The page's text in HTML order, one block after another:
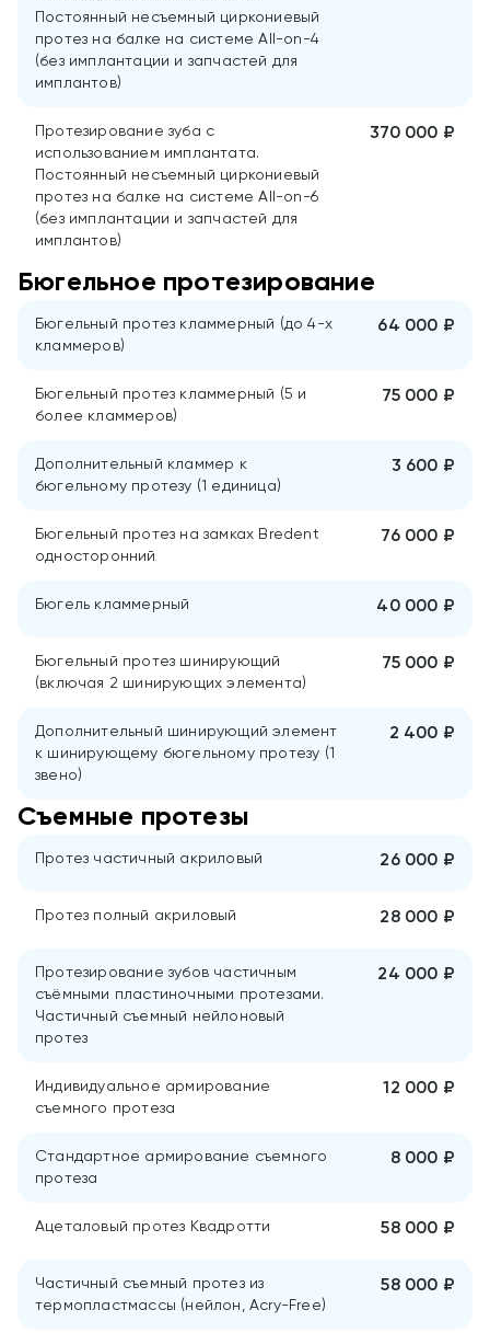
Постоянный несъемный циркониевый
протез на балке на системе All-on-4
(без имплантации и запчастей для
имплантов)
Протезирование зуба с
использованием имплантата.
Постоянный несъемный циркониевый
протез на балке на системе All-on-6
(без имплантации и запчастей для
имплантов)
370 000 ₽
Бюгельное протезирование
Бюгельный протез кламмерный (до 4-х
кламмеров)
64 000 ₽
Бюгельный протез кламмерный (5 и
более кламмеров)
75 000 ₽
Дополнительный кламмер к
бюгельному протезу (1 единица)
3 600 ₽
Бюгельный протез на замках Bredent
односторонний
76 000 ₽
Бюгель кламмерный 40 000 ₽
Бюгельный протез шинирующий
(включая 2 шинирующих элемента)
75 000 ₽
Дополнительный шинирующий элемент
к шинирующему бюгельному протезу (1
звено)
2 400 ₽
Съемные протезы
Протез частичный акриловый 26 000 ₽
Протез полный акриловый 28 000 ₽
Протезирование зубов частичным
съёмными пластиночными протезами.
Частичный съемный нейлоновый
протез
24 000 ₽
Индивидуальное армирование
съемного протеза
12 000 ₽
Стандартное армирование съемного
протеза
8 000 ₽
Ацеталовый протез Квадротти 58 000 ₽
Частичный съемный протез из
термопластмассы (нейлон, Acry-Free)
58 000 ₽